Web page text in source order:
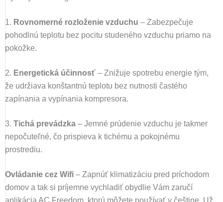
1. Rovnomerné rozloženie vzduchu – Zabezpečuje
pohodlnú teplotu bez pocitu studeného vzduchu priamo na
pokožke.
2. Energetická účinnosť – Znižuje spotrebu energie tým,
že udržiava konštantnú teplotu bez nutnosti častého
zapínania a vypínania kompresora.
3. Tichá prevádzka – Jemné prúdenie vzduchu je takmer
nepočuteľné, čo prispieva k tichému a pokojnému
prostrediu.
Ovládanie cez Wifi – Zapnúť klimatizáciu pred príchodom
domov a tak si príjemne vychladiť obydlie Vám zaručí
aplikácia AC Freedom, ktorú môžete používať v češtine. Už